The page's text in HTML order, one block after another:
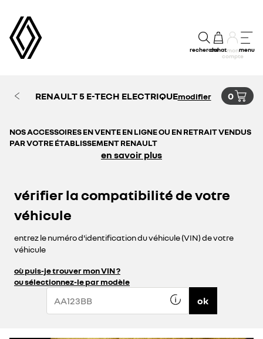
rechercheachatmon
compte
menu
RENAULT 5 E-TECH ELECTRIQUEmodifier 0
NOS ACCESSOIRES EN VENTE EN LIGNE OU EN RETRAIT VENDUS
PAR VOTRE ÉTABLISSEMENT RENAULT
en savoir plus
vérifier la compatibilité de votre
véhicule
entrez le numéro d'identification du véhicule (VIN) de votre
véhicule
où puis-je trouver mon VIN ?
ou sélectionnez-le par modèle
ok